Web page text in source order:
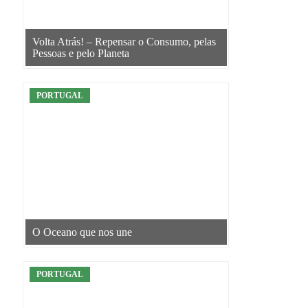
Volta Atrás! – Repensar o Consumo, pelas
Pessoas e pelo Planeta
O Oceano que nos une
PORTUGAL
PORTUGAL